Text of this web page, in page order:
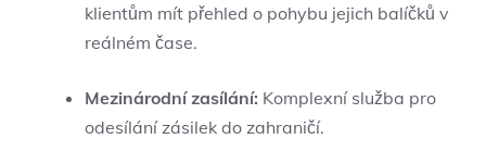
klientům mít přehled⁤ o pohybu jejich balíčků ⁣v
reálném čase.
Mezinárodní‌ zasílání: Komplexní služba pro
odesílání‍ zásilek‍ do zahraničí.